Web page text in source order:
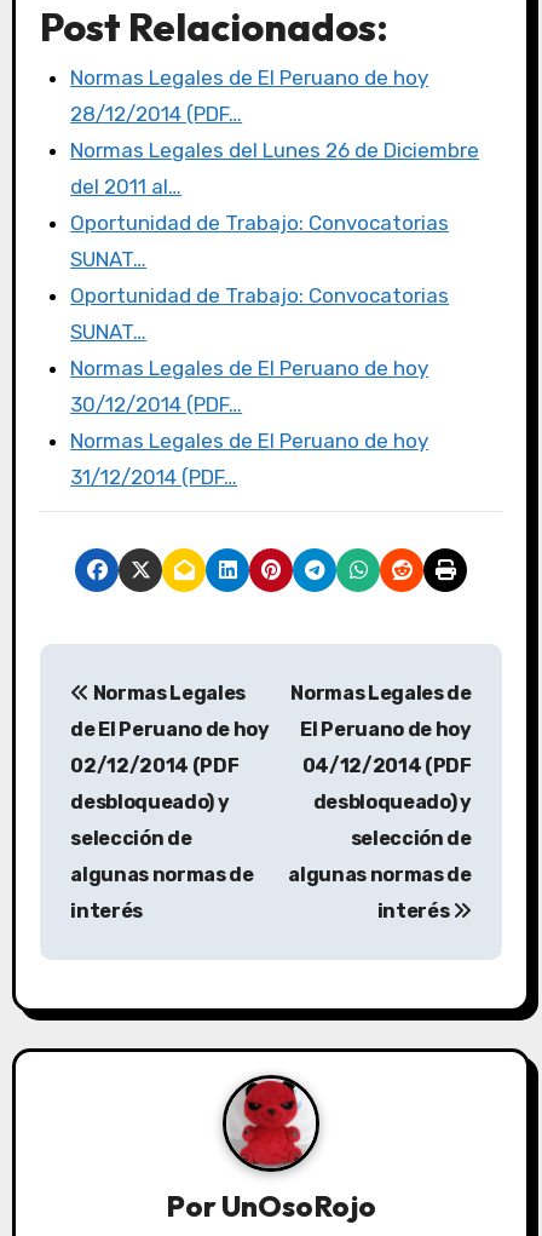
c
e
b
o
o
k
it
te
r
st
o
d
o
n
ail m
p
tir
Post Relacionados:
Normas Legales de El Peruano de hoy
28/12/2014 (PDF…
Normas Legales del Lunes 26 de Diciembre
del 2011 al…
Oportunidad de Trabajo: Convocatorias
SUNAT…
Oportunidad de Trabajo: Convocatorias
SUNAT…
Normas Legales de El Peruano de hoy
30/12/2014 (PDF…
Normas Legales de El Peruano de hoy
31/12/2014 (PDF…
Normas Legales
de El Peruano de hoy
02/12/2014 (PDF
desbloqueado) y
selección de
algunas normas de
interés
Normas Legales de
El Peruano de hoy
04/12/2014 (PDF
desbloqueado) y
selección de
algunas normas de
interés
PorUnOsoRojo